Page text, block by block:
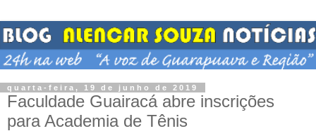
quarta-feira, 19 de junho de 2019
Faculdade Guairacá abre inscrições
para Academia de Tênis